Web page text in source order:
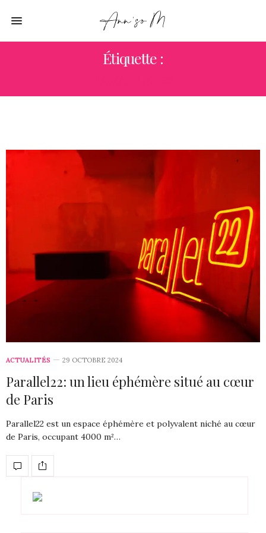
Étiquette :
ACTUALITÉS 29 OCTOBRE 2024
Parallel22: un lieu éphémère situé au cœur
de Paris
Parallel22 est un espace éphémère et polyvalent niché au cœur
de Paris, occupant 4000 m²…